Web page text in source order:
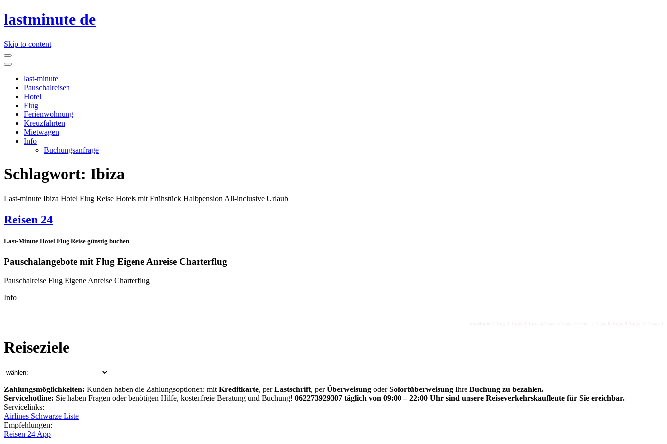
lastminute de
Skip to content
last-minute
Pauschalreisen
Hotel
Flug
Ferienwohnung
Kreuzfahrten
Mietwagen
Info
Buchungsanfrage
Schlagwort: Ibiza
Last-minute Ibiza Hotel Flug Reise Hotels mit Frühstück Halbpension All-inclusive Urlaub
Reisen 24
Last-Minute Hotel Flug Reise günstig buchen
Pauschalangebote mit Flug Eigene Anreise Charterflug
Pauschalreise Flug Eigene Anreise Charterflug
Info
Reiseziele
Zahlungsmöglichkeiten: Kunden haben die Zahlungsoptionen: mit Kreditkarte, perLastschrift, perÜberweisung oderSofortüberweisung Ihre Buchung zu bezahlen.
Servicehotline: Sie haben Fragen oder benötigen Hilfe, kostenfreie Beratung und Buchung! 062273929307 täglich von 09:00 – 22:00 Uhr sind unsere Reiseverkehrskaufleute für Sie ereichbar.
Servicelinks:
Airlines Schwarze Liste
Empfehlungen:
Reisen 24 App